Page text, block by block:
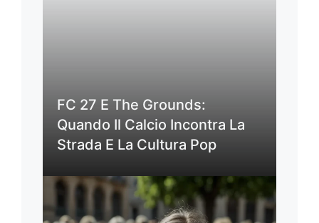
FC 27 E The Grounds:
Quando Il Calcio Incontra La
Strada E La Cultura Pop